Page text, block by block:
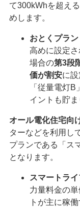
て300kWhを超え
めします。
おとくプラン
高めに設定
場合の第3段
価が割安に
「従量電灯
イントも貯ま
オール電化住宅向
ターなどを利用し
プランである「ス
となります。
スマートラ
力量料金の
トが主に稼